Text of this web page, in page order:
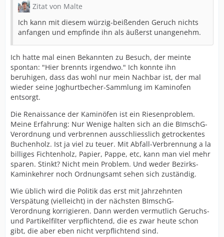
Zitat von Malte
Ich kann mit diesem würzig-beißenden Geruch nichts
anfangen und empfinde ihn als äußerst unangenehm.
Ich hatte mal einen Bekannten zu Besuch, der meinte
spontan: "Hier brennts irgendwo." Ich konnte ihn
beruhigen, dass das wohl nur mein Nachbar ist, der mal
wieder seine Joghurtbecher-Sammlung im Kaminofen
entsorgt.
Die Renaissance der Kaminöfen ist ein Riesenproblem.
Meine Erfahrung: Nur Wenige halten sich an die BImschG-
Verordnung und verbrennen ausschliesslich getrockentes
Buchenholz. Ist ja viel zu teuer. Mit Abfall-Verbrennung a la
billiges Fichtenholz, Papier, Pappe, etc, kann man viel mehr
sparen. Stinkt? Nicht mein Problem. Und weder Bezirks-
Kaminkehrer noch Ordnungsamt sehen sich zuständig.
Wie üblich wird die Politik das erst mit Jahrzehnten
Verspätung (vielleicht) in der nächsten BImschG-
Verordnung korrigieren. Dann werden vermutlich Geruchs-
und Partikelfilter verpflichtend, die es zwar heute schon
gibt, die aber eben nicht verpflichtend sind.